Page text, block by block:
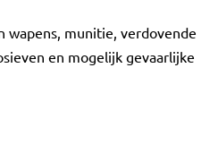
wapens, munitie, verdovende
en mogelijk gevaarlijke